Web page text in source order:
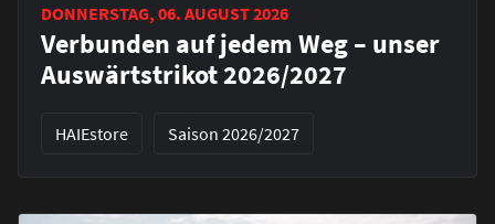
DONNERSTAG, 06. AUGUST 2026
Verbunden auf jedem Weg – unser
Auswärtstrikot 2026/2027
HAIEstore Saison 2026/2027